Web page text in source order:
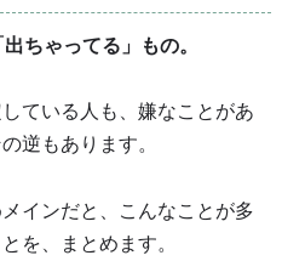
ちゃってる」もの。
ている人も、嫌なことがあ
逆もあります。
インだと、こんなことが多
を、まとめます。